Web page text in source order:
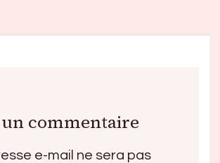
commentaire
e-mail ne sera pas